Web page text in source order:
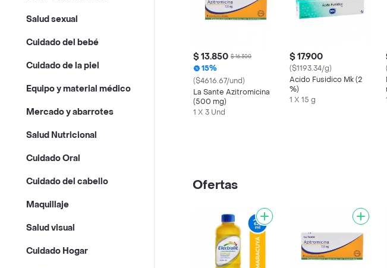
Salud sexual
Cuidado del bebé
Cuidado de la piel
Equipo y material médico
Mercado y abarrotes
Salud Nutricional
Cuidado Oral
Cuidado del cabello
Maquillaje
Salud visual
Cuidado Hogar
$ 13.850 $ 16.300
15%
($4616.67/und)
La Sante Azitromicina
(500 mg)
1 X 3 Und
$ 17.900
($1193.34/g)
Acido Fusidico Mk (2
%)
1 X 15 g
Ofertas